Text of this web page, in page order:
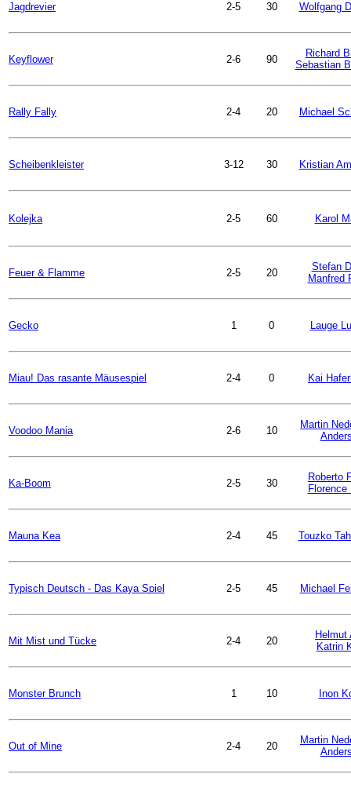
Jagdrevier 2-5 30 Wolfgang
Keyflower 2-6 90
Richard
Sebastian
Rally Fally 2-4 20 Michael
Scheibenkleister 3-12 30 Kristian
Kolejka 2-5 60 Karol
Feuer & Flamme 2-5 20
Stefan
Manfred
Gecko 1 0 Lauge
Miau! Das rasante Mäusespiel 2-4 0 Kai
Voodoo Mania 2-6 10
Martin
Ka-Boom 2-5 30
Roberto
Florence
Mauna Kea 2-4 45 Touzko
Typisch Deutsch - Das Kaya Spiel 2-5 45 Michael
Mit Mist und Tücke 2-4 20
Helmut
Katrin
Monster Brunch 1 10 Inon
Out of Mine 2-4 20
Martin